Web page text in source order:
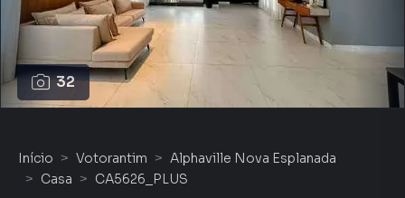
32
Início Votorantim
Alphaville Nova Esplanada
Casa
CA5626_PLUS